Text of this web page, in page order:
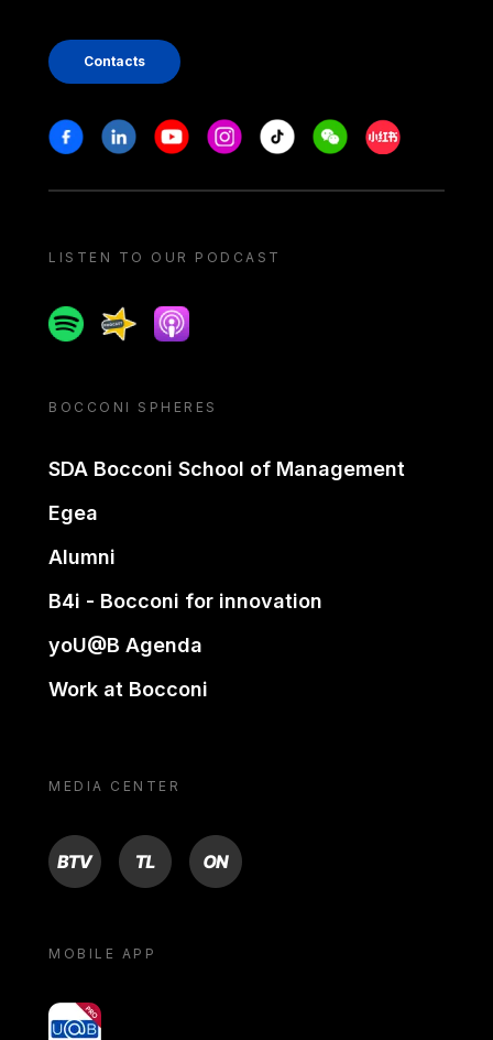
Contacts
Stay in touch
FacebookLinkedinYoutubeInstagram
Tiktok WeechatXiaohongshu/
LISTEN TO OUR PODCAST
SpotifySpreakerApple podcast
BOCCONI SPHERES
SDA Bocconi School of Management
Egea
Alumni
B4i - Bocconi for innovation
yoU@B Agenda
Work at Bocconi
MEDIA CENTER
BTV TL ON
MOBILE APP
yoU@B